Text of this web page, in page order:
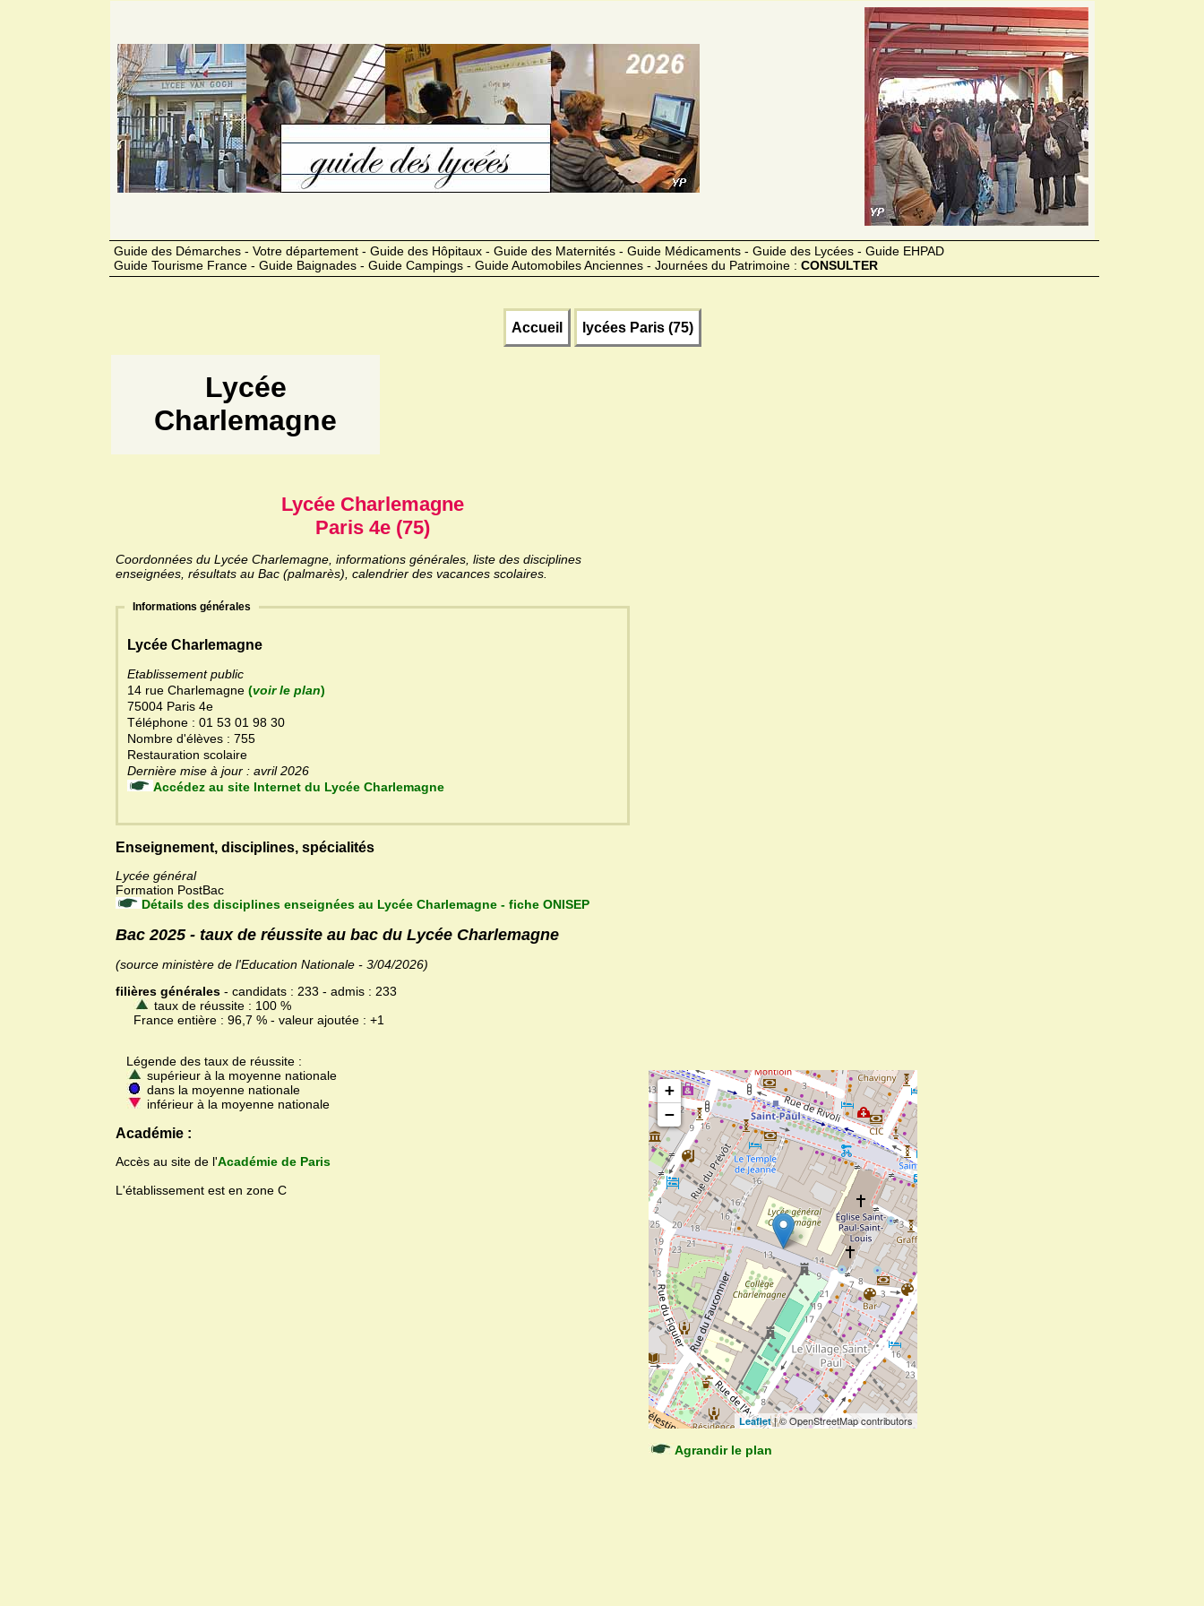
Guide des Démarches - Votre département - Guide des Hôpitaux - Guide des Maternités - Guide Médicaments - Guide des Lycées - Guide EHPAD
Guide Tourisme France - Guide Baignades - Guide Campings - Guide Automobiles Anciennes - Journées du Patrimoine : CONSULTER
Accueil lycées Paris (75)
Lycée
Charlemagne
Lycée Charlemagne
Paris 4e (75)
Coordonnées du Lycée Charlemagne, informations générales, liste des disciplines
enseignées, résultats au Bac (palmarès), calendrier des vacances scolaires.
Informations générales
Lycée Charlemagne
Etablissement public
14 rue Charlemagne (voir le plan)
75004 Paris 4e
Téléphone : 01 53 01 98 30
Nombre d'élèves : 755
Restauration scolaire
Dernière mise à jour : avril 2026
Accédez au site Internet du Lycée Charlemagne
Enseignement, disciplines, spécialités
Lycée général
Formation PostBac
Détails des disciplines enseignées au Lycée Charlemagne - fiche ONISEP
Bac 2025 - taux de réussite au bac du Lycée Charlemagne
(source ministère de l'Education Nationale - 3/04/2026)
filières générales - candidats : 233 - admis : 233
taux de réussite : 100 %
France entière : 96,7 % - valeur ajoutée : +1
Légende des taux de réussite :
supérieur à la moyenne nationale
dans la moyenne nationale
inférieur à la moyenne nationale
Académie :
Accès au site de l'Académie de Paris
L'établissement est en zone C
+
−
Leaflet| © OpenStreetMap contributors
Agrandir le plan